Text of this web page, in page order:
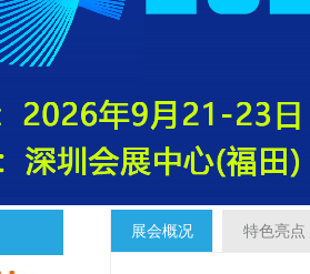
展会概况 特色亮点